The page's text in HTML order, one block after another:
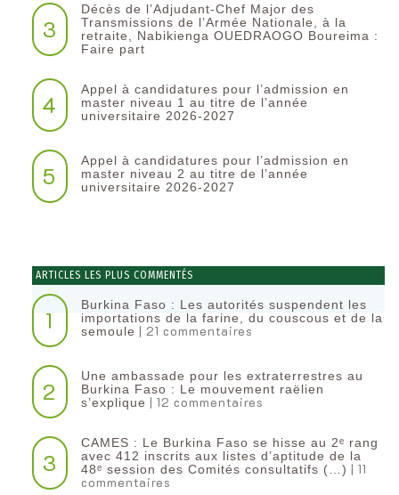
3
Décès de l’Adjudant-Chef Major des
Transmissions de l’Armée Nationale, à la
retraite, Nabikienga OUEDRAOGO Boureima :
Faire part
4
Appel à candidatures pour l’admission en
master niveau 1 au titre de l’année
universitaire 2026-2027
5
Appel à candidatures pour l’admission en
master niveau 2 au titre de l’année
universitaire 2026-2027
ARTICLES LES PLUS COMMENTÉS
1
Burkina Faso : Les autorités suspendent les
importations de la farine, du couscous et de la
semoule | 21 commentaires
2
Une ambassade pour les extraterrestres au
Burkina Faso : Le mouvement raëlien
s’explique | 12 commentaires
3
CAMES : Le Burkina Faso se hisse au 2ᵉ rang
avec 412 inscrits aux listes d’aptitude de la
48ᵉ session des Comités consultatifs (…) | 11
commentaires